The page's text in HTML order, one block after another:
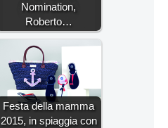
Nomination,
Roberto…
Festa della mamma
2015, in spiaggia con